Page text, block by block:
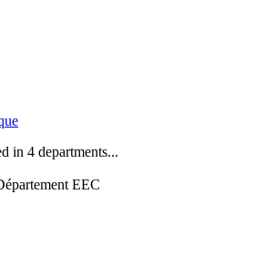
in 4 departments...